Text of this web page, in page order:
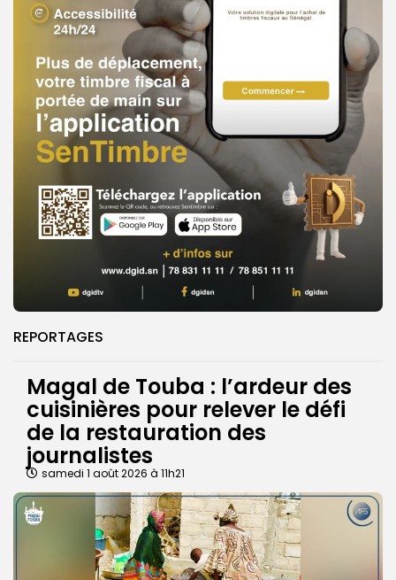
REPORTAGES
Magal de Touba : l’ardeur des
cuisinières pour relever le défi
de la restauration des
journalistes
samedi 1 août 2026 à 11h21